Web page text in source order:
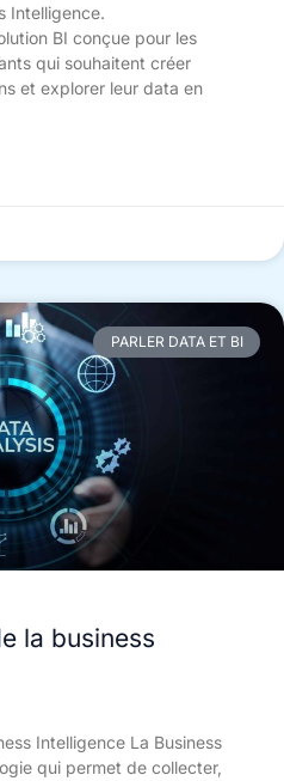
Intelligence.
BI conçue pour les
qui souhaitent créer
et explorer leur data en
PARLER DATA ET BI
la business
Intelligence La Business
qui permet de collecter,